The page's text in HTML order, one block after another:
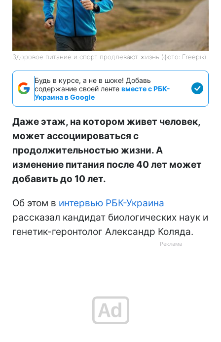
Здоровое питание и спорт продлевают жизнь (фото: Freepik)
Будь в курсе, а не в шоке! Добавь
содержание своей ленте вместе с РБК-
Украина в Google
Даже этаж, на котором живет человек,
может ассоциироваться с
продолжительностью жизни. А
изменение питания после 40 лет может
добавить до 10 лет.
Об этом в интервью РБК-Украина
рассказал кандидат биологических наук и
генетик-геронтолог Александр Коляда.